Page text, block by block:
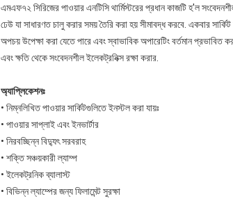
এমএফ৭২ সিরিজের পাওয়ার এনটিসি থার্মিস্টরের প্রধান কাজটি হ'ল
ঢেউ যা সাধারণত চালু করার সময় তৈরি করা হয় সীমাবদ্ধ করবে. একবার
অপচয় উপেক্ষা করা যেতে পারে এবং স্বাভাবিক অপারেটিং বর্তমান প্রভাবিত
এবং ক্ষতি থেকে সংবেদনশীল ইলেকট্রনিক্স রক্ষা করার.
অ্যাপ্লিকেশনঃ
• নিম্নলিখিত পাওয়ার সার্কিটগুলিতে ইনস্টল করা যায়ঃ
• পাওয়ার সাপ্লাই এবং ইনভার্টার
• নিরবচ্ছিন্ন বিদ্যুৎ সরবরাহ
• শক্তি সঞ্চয়কারী ল্যাম্প
• ইলেকট্রনিক ব্যালাস্ট
• বিভিন্ন ল্যাম্পের জন্য ফিলামেন্ট সুরক্ষা